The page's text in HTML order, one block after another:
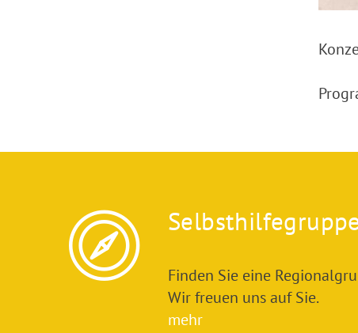
Finden Sie eine
Wir freuen uns auf Sie.
mehr